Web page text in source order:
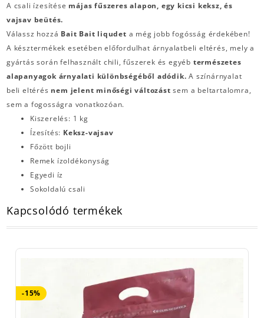
A csali ízesítése májas fűszeres alapon, egy kicsi keksz, és
vajsav beütés.
Válassz hozzá Bait Bait liqudet a még jobb fogósság érdekében!
A késztermékek esetében előfordulhat árnyalatbeli eltérés, mely a
gyártás során felhasznált chili, fűszerek és egyéb természetes
alapanyagok árnyalati különbségéből adódik. A színárnyalat
beli eltérés nem jelent minőségi változástsem a beltartalomra,
sem a fogosságra vonatkozóan.
Kiszerelés: 1 kg
Ízesítés: Keksz-vajsav
Főzött bojli
Remek ízoldékonyság
Egyedi íz
Sokoldalú csali
Kapcsolódó termékek
-15%